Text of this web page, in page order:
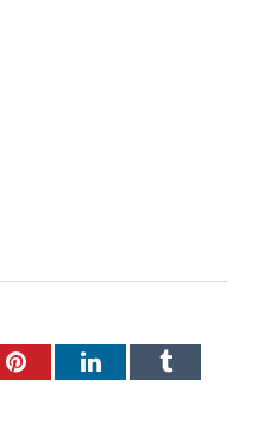
PinterestLinkedInTumblr